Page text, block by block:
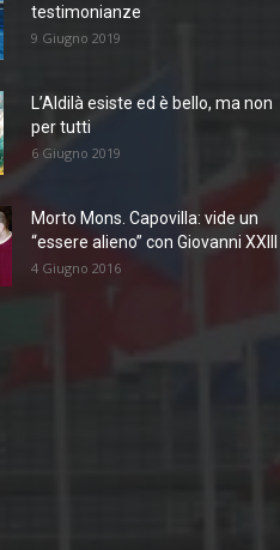
testimonianze
9 Giugno 2019
L’Aldilà esiste ed è bello, ma non
per tutti
6 Giugno 2019
Morto Mons. Capovilla: vide un
“essere alieno” con Giovanni XXIII
4 Giugno 2016